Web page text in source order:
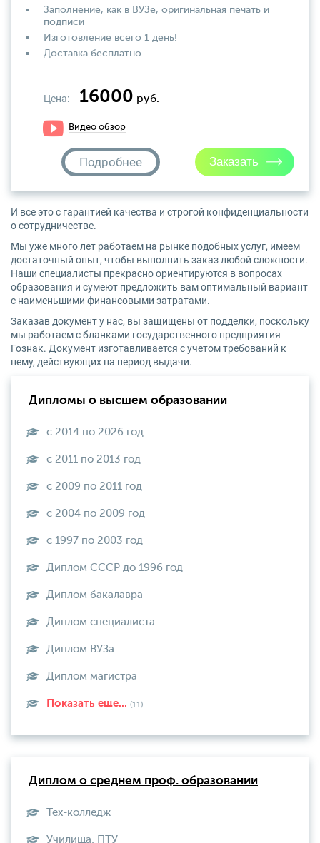
Заполнение, как в ВУЗе, оригинальная печать и
подписи
Изготовление всего 1 день!
Доставка бесплатно
Цена: 16000 руб.
Видео обзор
Подробнее
И все это с гарантией качества и строгой конфиденциальности
о сотрудничестве.
Мы уже много лет работаем на рынке подобных услуг, имеем
достаточный опыт, чтобы выполнить заказ любой сложности.
Наши специалисты прекрасно ориентируются в вопросах
образования и сумеют предложить вам оптимальный вариант
с наименьшими финансовыми затратами.
Заказав документ у нас, вы защищены от подделки, поскольку
мы работаем с бланками государственного предприятия
Гознак. Документ изготавливается с учетом требований к
нему, действующих на период выдачи.
Дипломы о высшем образовании
с 2014 по 2026 год
с 2011 по 2013 год
с 2009 по 2011 год
с 2004 по 2009 год
с 1997 по 2003 год
Диплом СССР до 1996 год
Диплом бакалавра
Диплом специалиста
Диплом ВУЗа
Диплом магистра
Показать еще... (11)
Диплом о среднем проф. образовании
Тех-колледж
Училища, ПТУ